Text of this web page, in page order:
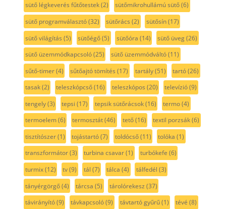
sütő légkeverés fűtőtestek(2) sütőmikrohullámú sütő(6)
sütő programválasztó(32) sütőrács (2) sütősín(17)
sütő világítás (5) sütőégő(5) sütőóra (14) sütő üveg(26)
sütő üzemmódkapcsoló(25) sütő üzemmódváltó(11)
sűtő-timer(4) sűtőajtó tömítés (17) tartály(51) tartó(26)
tasak(2) teleszkópcső(16) teleszkópos (20) televízió(9)
tengely(3) tepsi (17) tepsik sütőrácsok(16) termo(4)
termoelem(6) termosztát(46) tető(16) textil porzsák(6)
tisztítószer(1) tojástartó(7) toldócső(11) tolóka (1)
transzformátor(3) turbina csavar(1) turbókefe (6)
turmix(12) tv(9) tál (7) tálca (4) tálfedél (3)
tányérgörgő(4) tárcsa (5) tárolórekesz (37)
távirányító(9) távkapcsoló(9) távtartó gyűrű(1) tévé (8)